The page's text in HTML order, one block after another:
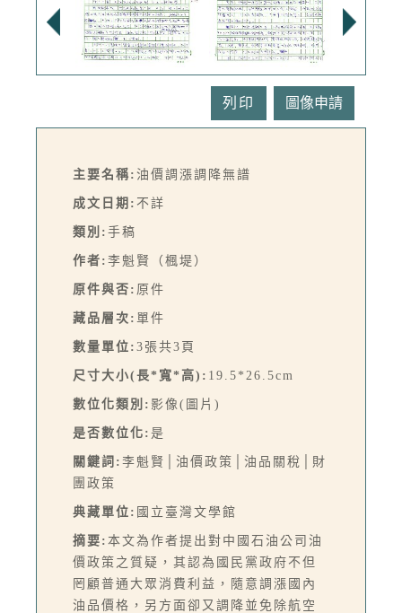
列印
主要名稱: 油價調漲調降無譜
成文日期: 不詳
類別: 手稿
作者: 李魁賢（楓堤）
原件與否: 原件
藏品層次: 單件
數量單位: 3張共3頁
尺寸大小(長*寬*高): 19.5*26.5cm
數位化類別: 影像(圖片)
是否數位化: 是
關鍵詞: 李魁賢│油價政策│油品關稅│財
團政策
典藏單位: 國立臺灣文學館
摘要: 本文為作者提出對中國石油公司油
價政策之質疑，其認為國民黨政府不但
罔顧普通大眾消費利益，隨意調漲國內
油品價格，另方面卻又調降並免除航空